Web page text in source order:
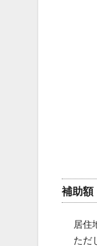
補助額
居住
ただ